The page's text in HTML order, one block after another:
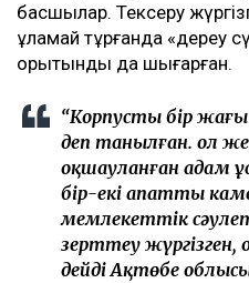
басшылар. Тексеру
құламай тұрғанда «дереу
қорытынды да шығарған.
“Корпустың бір
деп танылған. ол
оқшауланған адам
бір-екі апатты
мемлекеттік
зерттеу жүргізген,
дейді Ақтөбе